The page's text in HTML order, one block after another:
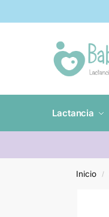
Lactancia
Inicio /